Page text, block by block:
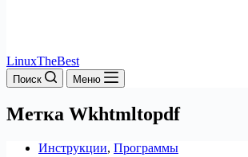
LinuxTheBest
Поиск Меню
Метка Wkhtmltopdf
Инструкции, Программы